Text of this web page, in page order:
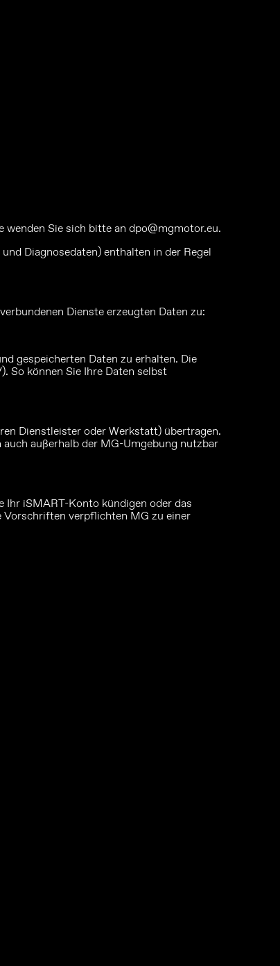
Sie sich bitte an dpo@mgmotor.eu.
Diagnosedaten) enthalten in der Regel
Dienste erzeugten Daten zu:
gespeicherten Daten zu erhalten. Die
So können Sie Ihre Daten selbst
Dienstleister oder Werkstatt) übertragen.
außerhalb der MG-Umgebung nutzbar
Ihr iSMART-Konto kündigen oder das
Vorschriften verpflichten MG zu einer